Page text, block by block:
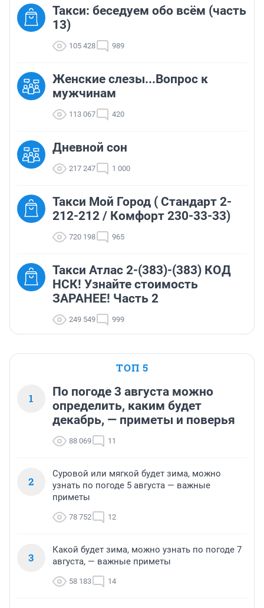
Такси: беседуем обо всём (часть
13)
105 428 989
Женские слезы...Вопрос к
мужчинам
113 067 420
Дневной сон
217 247 1 000
Такси Мой Город ( Стандарт 2-
212-212 / Комфорт 230-33-33)
720 198 965
Такси Атлас 2-(383)-(383) КОД
НСК! Узнайте стоимость
ЗАРАНЕЕ! Часть 2
249 549 999
ТОП 5
1
По погоде 3 августа можно
определить, каким будет
декабрь, — приметы и поверья
88 069 11
2
Суровой или мягкой будет зима, можно
узнать по погоде 5 августа — важные
приметы
78 752 12
3
Какой будет зима, можно узнать по погоде 7
августа, — важные приметы
58 183 14